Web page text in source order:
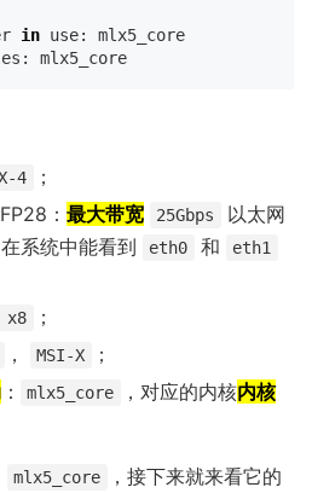
in use: mlx5_core
4
；
： 最大带宽 25Gbps
以太网
系统中能看到
eth0 和 eth1
x8
；
， MSI-X
；
： mlx5_core ，对应的内核内核
mlx5_core
，接下来就来看它的